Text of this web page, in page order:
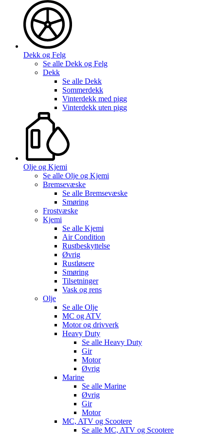
Dekk og Felg
Se alle Dekk og Felg
Dekk
Se alle Dekk
Sommerdekk
Vinterdekk med pigg
Vinterdekk uten pigg
Olje og Kjemi
Se alle Olje og Kjemi
Bremsevæske
Se alle Bremsevæske
Smøring
Frostvæske
Kjemi
Se alle Kjemi
Air Condition
Rustbeskyttelse
Øvrig
Rustløsere
Smøring
Tilsetninger
Vask og rens
Olje
Se alle Olje
MC og ATV
Motor og drivverk
Heavy Duty
Se alle Heavy Duty
Gir
Motor
Øvrig
Marine
Se alle Marine
Øvrig
Gir
Motor
MC, ATV og Scootere
Se alle MC, ATV og Scootere